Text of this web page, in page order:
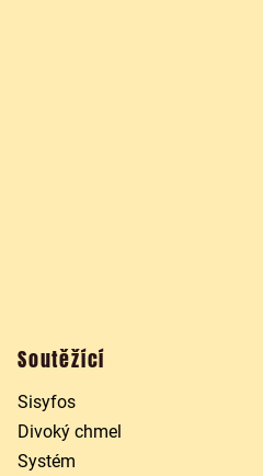
Soutěžící
Sisyfos
Divoký chmel
Systém